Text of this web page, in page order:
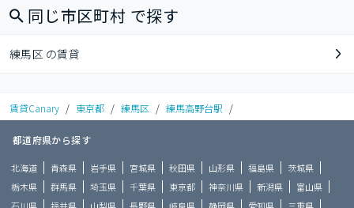
同じ市区町村 で探す
練馬区 の賃貸
賃貸Canary / 東京都 / 練馬区 / 練馬高野台駅 /
都道府県から探す
北海道 青森県 岩手県 宮城県 秋田県 山形県 福島県
茨城県
栃木県
群馬県 埼玉県 千葉県 東京都 神奈川県 新潟県
富山県